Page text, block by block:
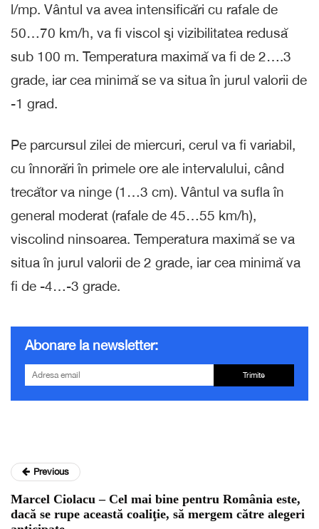
l/mp. Vântul va avea intensificări cu rafale de
50…70 km/h, va fi viscol şi vizibilitatea redusă
sub 100 m. Temperatura maximă va fi de 2….3
grade, iar cea minimă se va situa în jurul valorii de
-1 grad.
Pe parcursul zilei de miercuri, cerul va fi variabil,
cu înnorări în primele ore ale intervalului, când
trecător va ninge (1…3 cm). Vântul va sufla în
general moderat (rafale de 45…55 km/h),
viscolind ninsoarea. Temperatura maximă se va
situa în jurul valorii de 2 grade, iar cea minimă va
fi de -4…-3 grade.
Abonare la newsletter:
Trimite
Previous
Marcel Ciolacu – Cel mai bine pentru România este,
dacă se rupe această coaliţie, să mergem către alegeri